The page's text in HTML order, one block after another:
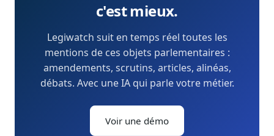
c'est mieux.
Legiwatch suit en temps réel toutes les
mentions de ces objets parlementaires :
amendements, scrutins, articles, alinéas,
débats. Avec une IA qui parle votre métier.
Voir une démo